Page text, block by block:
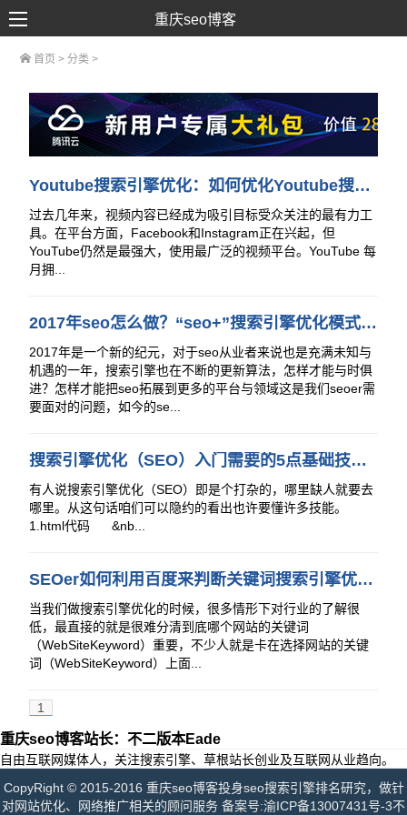
网站建设
SEM营销
重庆seo博客
首页 > 分类 >
Youtube搜索引擎优化：如何优化Youtube搜索算法
过去几年来，视频内容已经成为吸引目标受众关注的最有力工
具。在平台方面，Facebook和Instagram正在兴起，但
YouTube仍然是最强大，使用最广泛的视频平台。YouTube 每
月拥...
2017年seo怎么做？“seo+”搜索引擎优化模式出现让seo更系统化！
2017年是一个新的纪元，对于seo从业者来说也是充满未知与
机遇的一年，搜索引擎也在不断的更新算法，怎样才能与时俱
进？怎样才能把seo拓展到更多的平台与领域这是我们seoer需
要面对的问题，如今的se...
搜索引擎优化（SEO）入门需要的5点基础技术及知识。
有人说搜索引擎优化（SEO）即是个打杂的，哪里缺人就要去
哪里。从这句话咱们可以隐约的看出也许要懂许多技能。
1.html代码 &nb...
SEOer如何利用百度来判断关键词搜索引擎优化难易度
当我们做搜索引擎优化的时候，很多情形下对行业的了解很
低，最直接的就是很难分清到底哪个网站的关键词
（WebSiteKeyword）重要，不少人就是卡在选择网站的关键
词（WebSiteKeyword）上面...
1
重庆seo博客站长：不二版本Eade
自由互联网媒体人，关注搜索引擎、草根站长创业及互联网从业趋向。
CopyRight © 2015-2016 重庆seo博客投身seo搜索引擎排名研究，做针
对网站优化、网络推广相关的顾问服务 备案号:渝ICP备13007431号-3不